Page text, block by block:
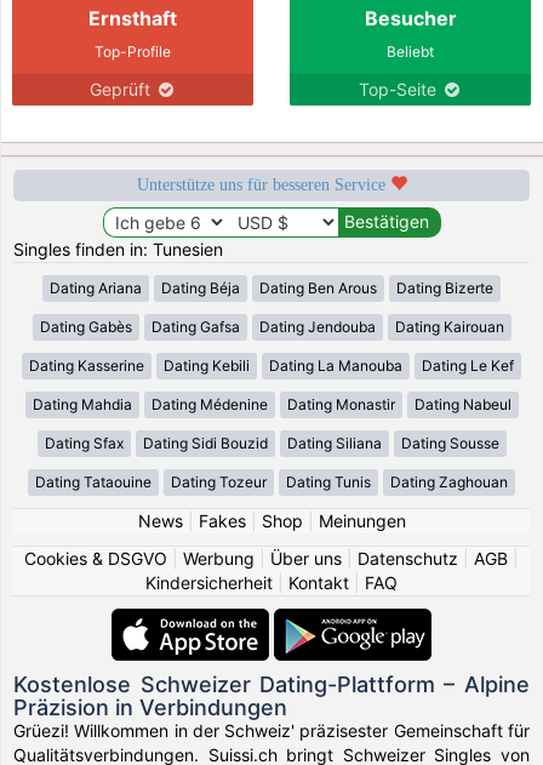
Ernsthaft
Top-Profile
Geprüft
Besucher
Beliebt
Top-Seite
Unterstütze uns für besseren Service
Singles finden in: Tunesien
Dating Ariana Dating Béja Dating Ben Arous Dating Bizerte
Dating Gabès Dating Gafsa Dating Jendouba Dating Kairouan
Dating Kasserine Dating Kebili Dating La Manouba Dating Le Kef
Dating Mahdia Dating Médenine Dating Monastir Dating Nabeul
Dating Sfax Dating Sidi Bouzid Dating Siliana Dating Sousse
Dating Tataouine Dating Tozeur Dating Tunis Dating Zaghouan
News| Fakes| Shop
Meinungen
Cookies & DSGVO
Werbung Über uns Datenschutz AGB
Kindersicherheit
Kontakt FAQ
Kostenlose Schweizer Dating-Plattform – Alpine
Präzision in Verbindungen
Grüezi! Willkommen in der Schweiz' präzisester Gemeinschaft für
Qualitätsverbindungen. Suissi.ch bringt Schweizer Singles von